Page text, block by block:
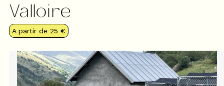
Valloire
A partir de 25 €